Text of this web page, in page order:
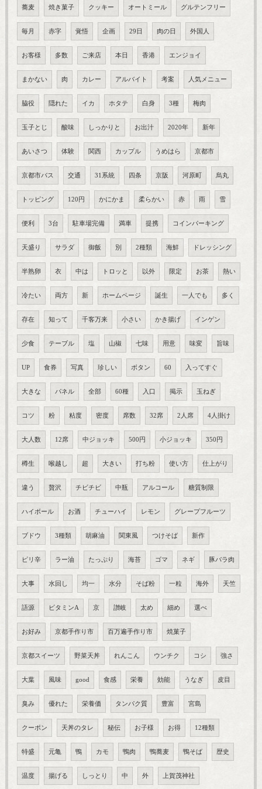
蕎麦 焼き菓子 クッキー オートミール グルテンフリー
毎月 赤字 覚悟 企画 29日 肉の日 外国人
お客様 多数 ご来店 本日 香港 エンジョイ
まかない 肉 カレー アルバイト 考案 人気メニュー
脇役 隠れた イカ ホタテ 白身 3種 梅肉
玉子とじ 酸味 しっかりと お出汁 2020年 新年
あいさつ 体験 関西 カップル うめはら 京都市
京都市バス 交通 31系統 四条 京阪 河原町 烏丸
トッピング 120円 かにかま 柔らかい 赤 雨 雪
便利 3台 駐車場完備 満車 提携 コインパーキング
天盛り サラダ 御飯 別 2種類 海鮮 ドレッシング
半熟卵 衣 中は トロッと 以外 限定 お茶 熱い
冷たい 両方 新 ホームページ 誕生 一人でも 多く
存在 知って 千客万来 小さい かき揚げ インゲン
少食 テーブル 塩 山椒 七味 用意 味変 旨味
UP 食券 写真 珍しい ボタン 60 入ってすぐ
大きな パネル 全部 60種 入口 掲示 玉ねぎ
コツ 粉 粘度 密度 席数 32席 2人席 4人掛け
大人数 12席 中ジョッキ 500円 小ジョッキ 350円
樽生 喉越し 超 大きい 打ち粉 使い方 仕上がり
違う 贅沢 チビチビ 中瓶 アルコール 糖質制限
ハイボール お酒 チューハイ レモン グレープフルーツ
ブドウ 3種類 胡麻油 関東風 つけそば 新作
ピリ辛 ラー油 たっぷり 海苔 ゴマ ネギ 豚バラ肉
大事 水回し 均一 水分 そば粉 一粒 海外 天竺
語源 ビタミンA 京 讃岐 太め 細め 選べ
お好み 京都手作り市 百万遍手作り市 焼菓子
京都スイーツ 野菜天丼 れんこん ウンチク コシ 強さ
大葉 風味 good 食感 栄養 効能 うなぎ 皮目
臭み 優れた 栄養価 タンパク質 豊富 宮島
クーポン 天丼のタレ 秘伝 お子様 お得 12種類
特盛 元亀 鴨 カモ 鴨肉 鴨蕎麦 鴨そば 歴史
温度 揚げる しっとり 中 外 上賀茂神社